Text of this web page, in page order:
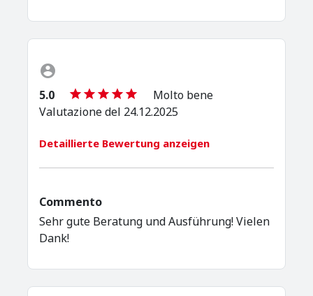
5.0
Molto bene
Valutazione del 24.12.2025
Detaillierte Bewertung anzeigen
Commento
Sehr gute Beratung und Ausführung! Vielen
Dank!